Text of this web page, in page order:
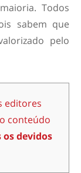
Todos
sabem que
pelo
editores
conteúdo
os devidos